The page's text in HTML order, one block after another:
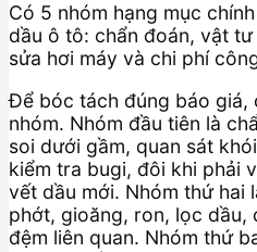
Có 5 nhóm hạng mục
dầu ô tô: chẩn đoán, vật
sửa hơi máy và chi phí
Để bóc tách đúng báo giá,
nhóm. Nhóm đầu tiên là
soi dưới gầm, quan sát
kiểm tra bugi, đôi khi phải
vết dầu mới. Nhóm thứ hai
phớt, gioăng, ron, lọc dầu,
đệm liên quan. Nhóm thứ